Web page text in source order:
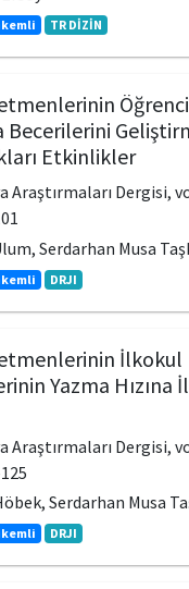
TR DİZİN
Becerilerini
Etkinlikler
Araştırmaları Dergisi,
Serdarhan Musa
DRJI
İlkokul
Yazma Hızına
Araştırmaları Dergisi,
Serdarhan Musa
DRJI